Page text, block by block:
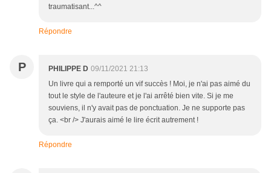
traumatisant...^^
Répondre
P PHILIPPE D 09/11/2021 21:13
Un livre qui a remporté un vif succès ! Moi, je n'ai pas aimé du
tout le style de l'auteure et je l'ai arrêté bien vite. Si je me
souviens, il n'y avait pas de ponctuation. Je ne supporte pas
ça. <br /> J'aurais aimé le lire écrit autrement !
Répondre